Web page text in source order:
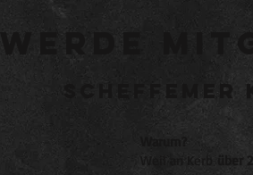
Werde
Weil an Kerb
über